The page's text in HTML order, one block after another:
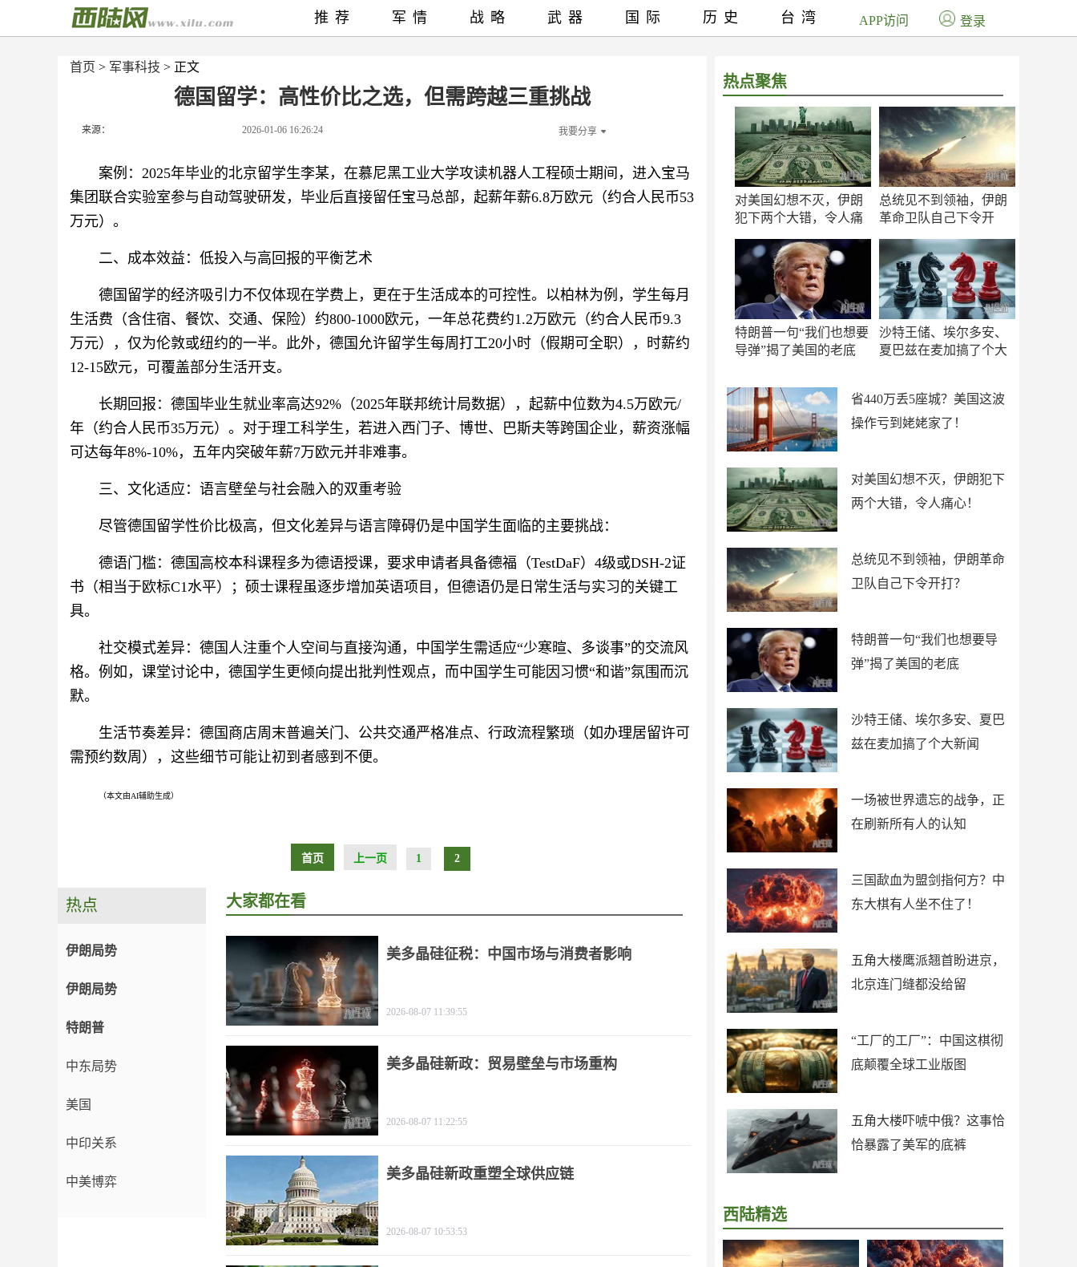
首页 > 军事科技 > 正文
德国留学：高性价比之选，但需跨越三重挑战
来源： 2026-01-06 16:26:24 我要分享
案例：2025年毕业的北京留学生李某，在慕尼黑工业大学攻读机器人工程硕士期间，进入宝马
集团联合实验室参与自动驾驶研发，毕业后直接留任宝马总部，起薪年薪6.8万欧元（约合人民币53
万元）。
二、成本效益：低投入与高回报的平衡艺术
德国留学的经济吸引力不仅体现在学费上，更在于生活成本的可控性。以柏林为例，学生每月
生活费（含住宿、餐饮、交通、保险）约800-1000欧元，一年总花费约1.2万欧元（约合人民币9.3
万元），仅为伦敦或纽约的一半。此外，德国允许留学生每周打工20小时（假期可全职），时薪约
12-15欧元，可覆盖部分生活开支。
长期回报：德国毕业生就业率高达92%（2025年联邦统计局数据），起薪中位数为4.5万欧元/
年（约合人民币35万元）。对于理工科学生，若进入西门子、博世、巴斯夫等跨国企业，薪资涨幅
可达每年8%-10%，五年内突破年薪7万欧元并非难事。
三、文化适应：语言壁垒与社会融入的双重考验
尽管德国留学性价比极高，但文化差异与语言障碍仍是中国学生面临的主要挑战：
德语门槛：德国高校本科课程多为德语授课，要求申请者具备德福（TestDaF）4级或DSH-2证
书（相当于欧标C1水平）；硕士课程虽逐步增加英语项目，但德语仍是日常生活与实习的关键工
具。
社交模式差异：德国人注重个人空间与直接沟通，中国学生需适应“少寒暄、多谈事”的交流风
格。例如，课堂讨论中，德国学生更倾向提出批判性观点，而中国学生可能因习惯“和谐”氛围而沉
默。
生活节奏差异：德国商店周末普遍关门、公共交通严格准点、行政流程繁琐（如办理居留许可
需预约数周），这些细节可能让初到者感到不便。
（本文由AI辅助生成）
首页 上一页 1 2
热点聚焦
对美国幻想不灭，伊朗
犯下两个大错，令人痛
总统见不到领袖，伊朗
革命卫队自己下令开
特朗普一句“我们也想要
导弹”揭了美国的老底
沙特王储、埃尔多安、
夏巴兹在麦加搞了个大
省440万丢5座城？美国这波
操作亏到姥姥家了！
对美国幻想不灭，伊朗犯下
两个大错，令人痛心！
总统见不到领袖，伊朗革命
卫队自己下令开打？
特朗普一句“我们也想要导
弹”揭了美国的老底
沙特王储、埃尔多安、夏巴
兹在麦加搞了个大新闻
一场被世界遗忘的战争，正
在刷新所有人的认知
三国歃血为盟剑指何方？中
东大棋有人坐不住了！
五角大楼鹰派翘首盼进京，
北京连门缝都没给留
“工厂的工厂”：中国这棋彻
底颠覆全球工业版图
五角大楼吓唬中俄？这事恰
恰暴露了美军的底裤
西陆精选
推荐 军情 战略 武器 国际 历史 台湾 APP访问 登录
热点
伊朗局势
伊朗局势
特朗普
中东局势
美国
中印关系
中美博弈
大家都在看
美多晶硅征税：中国市场与消费者影响
2026-08-07 11:39:55
美多晶硅新政：贸易壁垒与市场重构
2026-08-07 11:22:55
美多晶硅新政重塑全球供应链
2026-08-07 10:53:53